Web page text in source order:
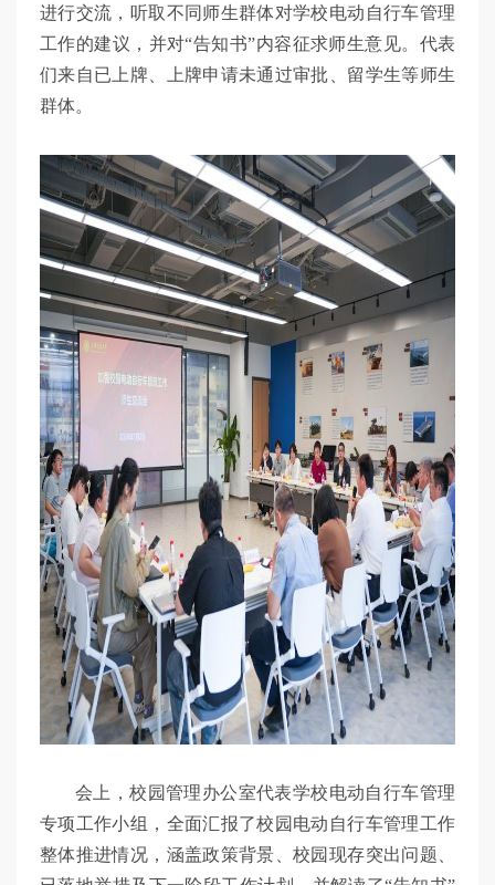
进行交流，听取不同师生群体对学校电动自行车管理
工作的建议，并对“告知书”内容征求师生意见。代表
们来自已上牌、上牌申请未通过审批、留学生等师生
群体。
会上，校园管理办公室代表学校电动自行车管理
专项工作小组，全面汇报了校园电动自行车管理工作
整体推进情况，涵盖政策背景、校园现存突出问题、